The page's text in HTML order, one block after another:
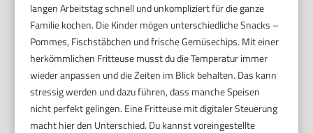
langen Arbeitstag schnell und unkompliziert für die ganze
Familie kochen. Die Kinder mögen unterschiedliche Snacks –
Pommes, Fischstäbchen und frische Gemüsechips. Mit einer
herkömmlichen Fritteuse musst du die Temperatur immer
wieder anpassen und die Zeiten im Blick behalten. Das kann
stressig werden und dazu führen, dass manche Speisen
nicht perfekt gelingen. Eine Fritteuse mit digitaler Steuerung
macht hier den Unterschied. Du kannst voreingestellte